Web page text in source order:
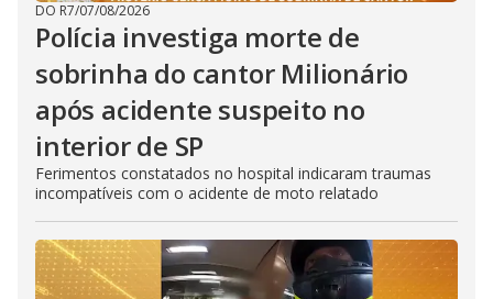
DO R7/07/08/2026
Polícia investiga morte de
sobrinha do cantor Milionário
após acidente suspeito no
interior de SP
Ferimentos constatados no hospital indicaram traumas
incompatíveis com o acidente de moto relatado